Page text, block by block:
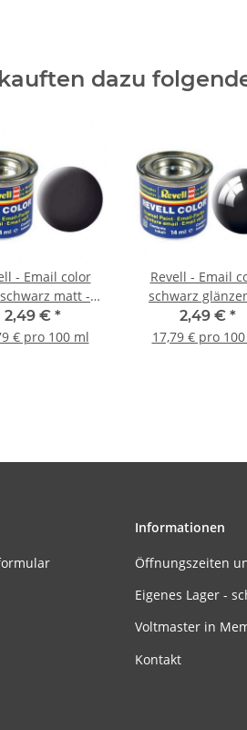
dazu
- Email color
matt -
14ml
2,49 € *
€ pro 100 ml
Revell - Email
schwarz
14ml
2,49 € *
17,79 € pro
Informationen
Öffnungszeiten
Eigenes Lager -
Voltmaster in
Kontakt